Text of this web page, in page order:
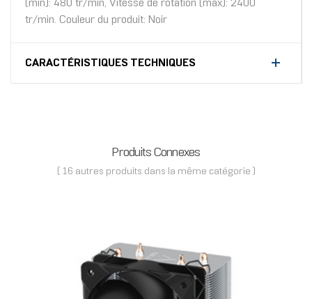
(min): 480 tr/min, Vitesse de rotation (max): 2400
tr/min. Couleur du produit: Noir
CARACTÉRISTIQUES TECHNIQUES
Produits Connexes
( 16 autres produits dans la même catégorie )